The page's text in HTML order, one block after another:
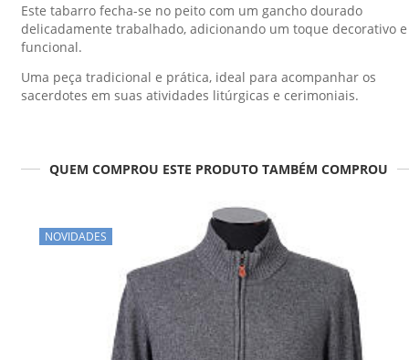
Este tabarro fecha-se no peito com um gancho dourado
delicadamente trabalhado, adicionando um toque decorativo e
funcional.
Uma peça tradicional e prática, ideal para acompanhar os
sacerdotes em suas atividades litúrgicas e cerimoniais.
QUEM COMPROU ESTE PRODUTO TAMBÉM COMPROU
NOVIDADES